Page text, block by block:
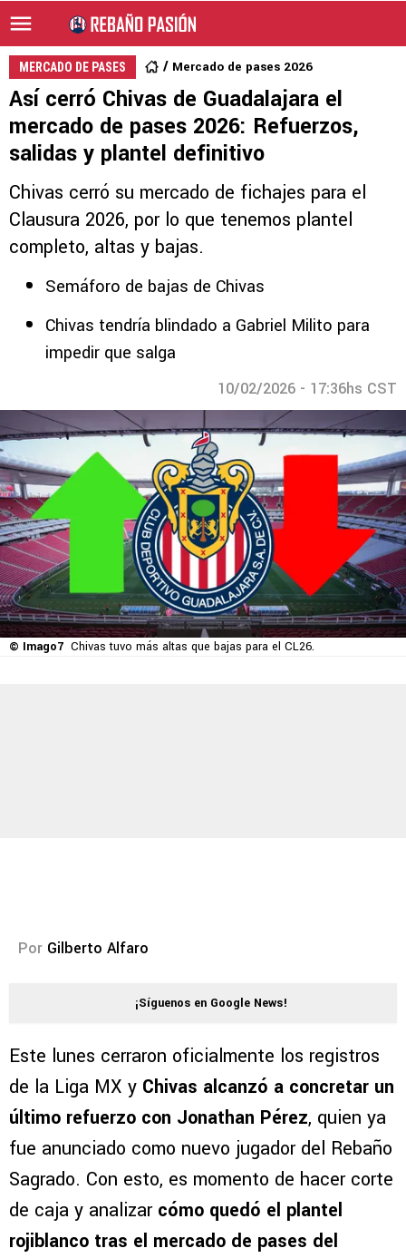
MERCADO DE PASES Mercado de pases 2026
Así cerró Chivas de Guadalajara el
mercado de pases 2026: Refuerzos,
salidas y plantel definitivo
Chivas cerró su mercado de fichajes para el
Clausura 2026, por lo que tenemos plantel
completo, altas y bajas.
Semáforo de bajas de Chivas
Chivas tendría blindado a Gabriel Milito para
impedir que salga
10/02/2026 - 17:36hs CST
© Imago7 Chivas tuvo más altas que bajas para el CL26.
Por Gilberto Alfaro
¡Síguenos en Google News!
Este lunes cerraron oficialmente los registros
de la Liga MX y Chivas alcanzó a concretar un
último refuerzo con Jonathan Pérez, quien ya
fue anunciado como nuevo jugador del Rebaño
Sagrado. Con esto, es momento de hacer corte
de caja y analizar cómo quedó el plantel
rojiblanco tras el mercado de pases del